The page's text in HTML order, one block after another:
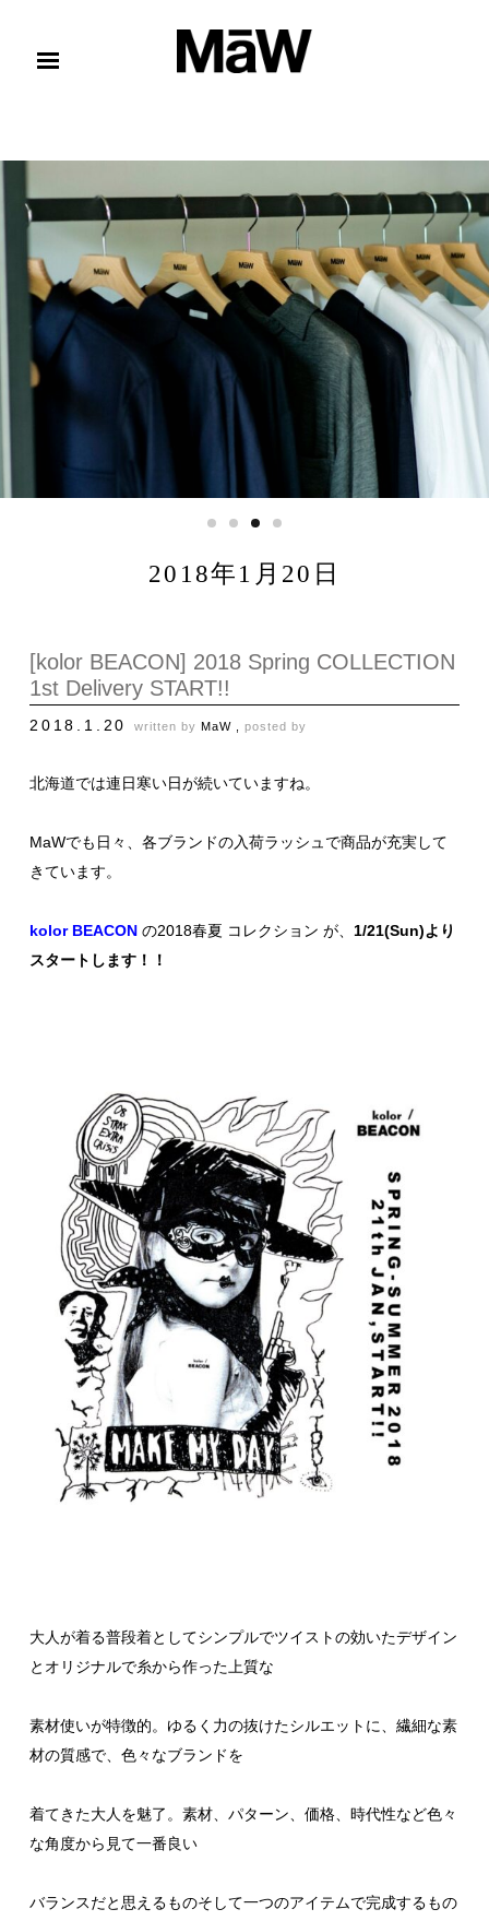
2018年1月20日
[kolor BEACON] 2018 Spring COLLECTION
1st Delivery START!!
2018.1.20 written by MaW , posted by
北海道では連日寒い日が続いていますね。
MaWでも日々、各ブランドの入荷ラッシュで商品が充実して
きています。
kolor BEACON の2018春夏 コレクション が、 1/21(Sun)より
スタートします！！
大人が着る普段着としてシンプルでツイストの効いたデザイン
とオリジナルで糸から作った上質な
素材使いが特徴的。ゆるく力の抜けたシルエットに、繊細な素
材の質感で、色々なブランドを
着てきた大人を魅了。素材、パターン、価格、時代性など色々
な角度から見て一番良い
バランスだと思えるものそして一つのアイテムで完成するもの